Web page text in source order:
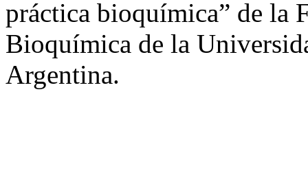
práctica bioquímica” de la
Bioquímica de la
Argentina.